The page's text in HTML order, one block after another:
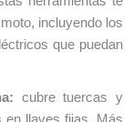
incluyendo los
que puedan
cubre tuercas y